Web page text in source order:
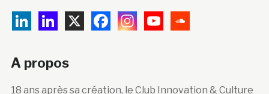
A propos
18 ans après sa création, le Club Innovation & Culture